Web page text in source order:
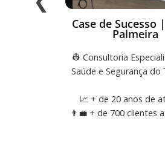
Case de Sucesso
Palmeira
👷 Consultoria
Saúde e Segurança do
📈 + de 20 anos de
👨‍💼 + de 700 clientes